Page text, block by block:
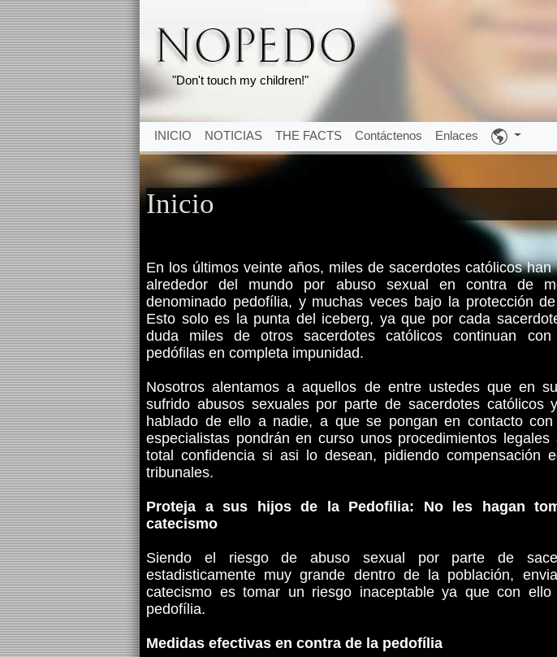
"Don't touch my children!"
INICIO NOTICIAS THE FACTS Contáctenos Enlaces
Inicio
En los últimos veinte años, miles de sacerdotes católicos han
alrededor del mundo por abuso sexual en contra de
denominado pedofília, y muchas veces bajo la protección
Esto solo es la punta del iceberg, ya que por cada
duda miles de otros sacerdotes católicos continuan con
pedófilas en completa impunidad.
Nosotros alentamos a aquellos de entre ustedes que en
sufrido abusos sexuales por parte de sacerdotes católicos
hablado de ello a nadie, a que se pongan en contacto con
especialistas pondrán en curso unos procedimientos
total confidencia si asi lo desean, pidiendo compensación
tribunales.
Proteja a sus hijos de la Pedofilia: No les hagan
catecismo
Siendo el riesgo de abuso sexual por parte de
estadisticamente muy grande dentro de la población,
catecismo es tomar un riesgo inaceptable ya que con
pedofília.
Medidas efectivas en contra de la pedofília